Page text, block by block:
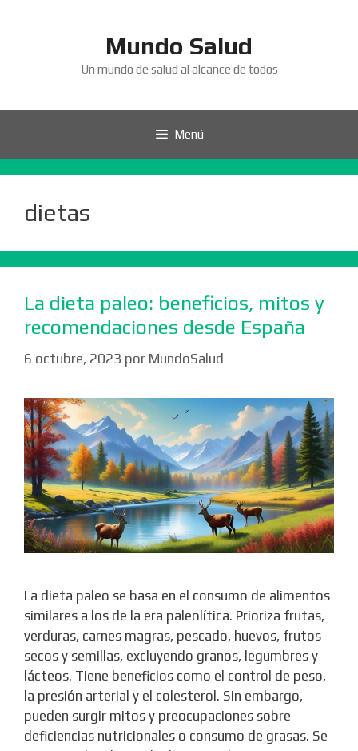
Mundo Salud
Un mundo de salud al alcance de todos
Menú
dietas
La dieta paleo: beneficios, mitos y
recomendaciones desde España
6 octubre, 2023 por MundoSalud
La dieta paleo se basa en el consumo de alimentos
similares a los de la era paleolítica. Prioriza frutas,
verduras, carnes magras, pescado, huevos, frutos
secos y semillas, excluyendo granos, legumbres y
lácteos. Tiene beneficios como el control de peso,
la presión arterial y el colesterol. Sin embargo,
pueden surgir mitos y preocupaciones sobre
deficiencias nutricionales o consumo de grasas. Se